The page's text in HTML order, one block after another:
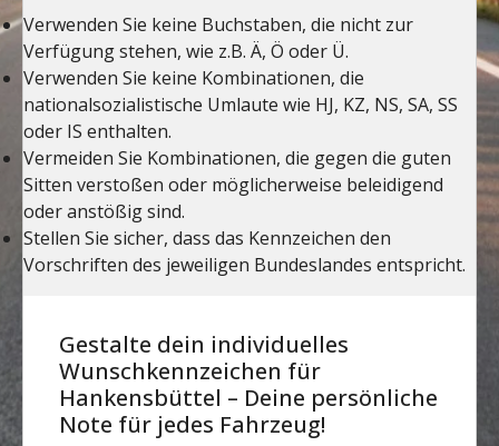
Gestalte dein individuelles
Wunschkennzeichen für
Hankensbüttel – Deine persönliche
Note für jedes Fahrzeug!